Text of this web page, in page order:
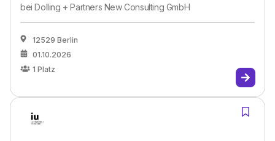
beiDolling + Partners New Consulting GmbH
12529 Berlin
01.10.2026
1 Platz